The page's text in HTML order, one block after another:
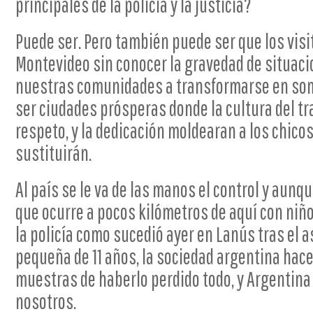
principales de la policía y la justicia?
Puede ser. Pero también puede ser que los
Montevideo sin conocer la gravedad de
nuestras comunidades a transformarse en
ser ciudades prósperas donde la cultura del
respeto, y la dedicación moldearan a los
sustituirán.
Al país se le va de las manos el control y
que ocurre a pocos kilómetros de aquí con
la policía como sucedió ayer en Lanús tras el
pequeña de 11 años, la sociedad argentina
muestras de haberlo perdido todo, y
nosotros.